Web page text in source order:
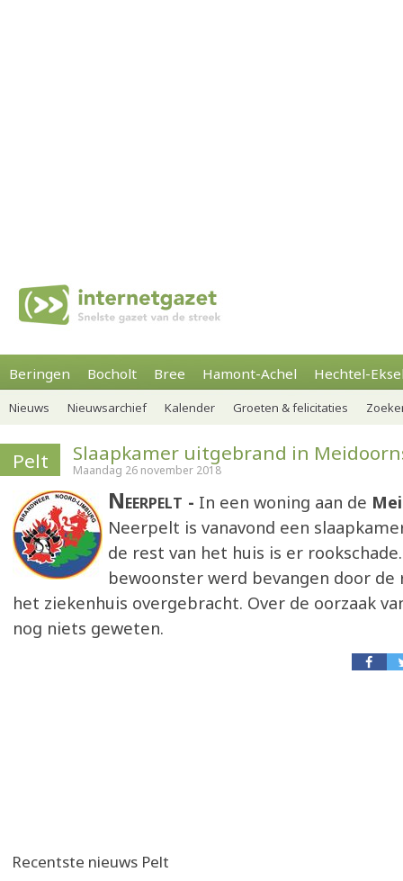
Beringen Bocholt Bree Hamont-Achel Hechtel-
Nieuws Nieuwsarchief Kalender Groeten & felicitaties
Pelt Slaapkamer uitgebrand in
Maandag 26 november 2018
Neerpelt In een woning aan de
Neerpelt is vanavond een
de rest van het huis is er
bewoonster werd bevangen door de
het ziekenhuis overgebracht. Over de oorzaak
nog niets geweten.
Recentste nieuws Pelt